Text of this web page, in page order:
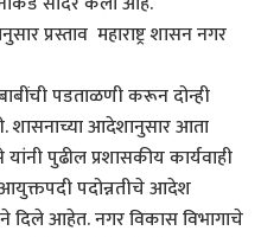
प्रस्ताव महाराष्ट्र शासन नगर
पडताळणी करून दोन्ही
शासनाच्या आदेशानुसार आता
पुढील प्रशासकीय कार्यवाही
पदोन्नतीचे आदेश
दिले आहेत. नगर विकास विभागाचे